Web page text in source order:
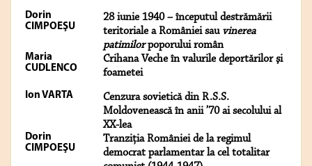
Dorin
CIMPOEŞU
28 iunie 1940 – începutul destrămării
teritoriale a României sau vinerea
patimilorpoporului român
Maria
CUDLENCO
Crihana Veche în valurile deportărilor şi
foametei
Ion VARTA
Cenzura sovietică din R.S.S.
Moldovenească în anii ’70 ai secolului al
XX-lea
Dorin
CIMPOEŞU
Tranziţia României de la regimul
democrat parlamentar la cel totalitar